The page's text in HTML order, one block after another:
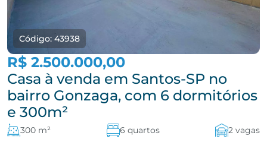
Código: 43938
R$ 2.500.000,00
Casa à venda em Santos-SP no
bairro Gonzaga, com 6 dormitórios
e 300m²
300 m² 6 quartos 2 vagas